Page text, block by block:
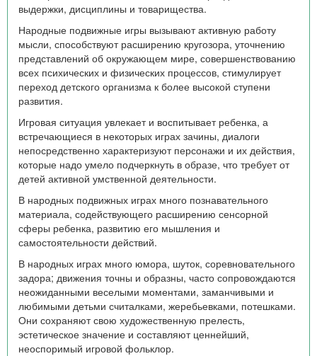
выдержки, дисциплины и товарищества.
Народные подвижные игры вызывают активную работу
мысли, способствуют расширению кругозора, уточнению
представлений об окружающем мире, совершенствованию
всех психических и физических процессов, стимулирует
переход детского организма к более высокой ступени
развития.
Игровая ситуация увлекает и воспитывает ребенка, а
встречающиеся в некоторых играх зачины, диалоги
непосредственно характеризуют персонажи и их действия,
которые надо умело подчеркнуть в образе, что требует от
детей активной умственной деятельности.
В народных подвижных играх много познавательного
материала, содействующего расширению сенсорной
сферы ребенка, развитию его мышления и
самостоятельности действий.
В народных играх много юмора, шуток, соревновательного
задора; движения точны и образны, часто сопровождаются
неожиданными веселыми моментами, заманчивыми и
любимыми детьми считалками, жеребьевками, потешками.
Они сохраняют свою художественную прелесть,
эстетическое значение и составляют ценнейший,
неоспоримый игровой фольклор.